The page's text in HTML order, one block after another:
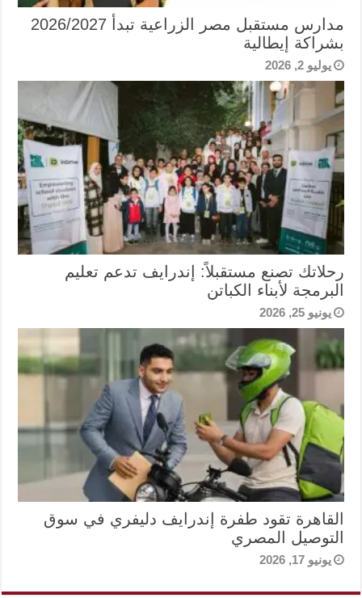
مدارس مستقبل مصر الزراعية تبدأ 2026/2027
بشراكة إيطالية
يوليو 2, 2026
رحلاتك تصنع مستقبلاً: إندرايف تدعم تعليم
البرمجة لأبناء الكباتن
يونيو 25, 2026
القاهرة تقود طفرة إندرايف دليفري في سوق
التوصيل المصري
يونيو 17, 2026